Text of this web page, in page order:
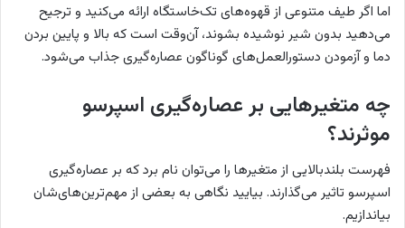
اما اگر طیف متنوعی از قهوه‌های تک‌خاستگاه ارائه می‌کنید و ترجیح
می‌دهید بدون شیر نوشیده بشوند، آن‌وقت است که بالا و پایین بردن
دما و آزمودن دستورالعمل‌های گوناگون عصاره‌گیری جذاب می‌شود.
چه متغیرهایی بر عصاره‌گیری اسپرسو
موثرند؟
فهرست بلندبالایی از متغیرها را می‌توان نام برد که بر عصاره‌گیری
اسپرسو تاثیر می‌گذارند. بیایید نگاهی به بعضی از مهم‌ترین‌های‌شان
بیاندازیم.